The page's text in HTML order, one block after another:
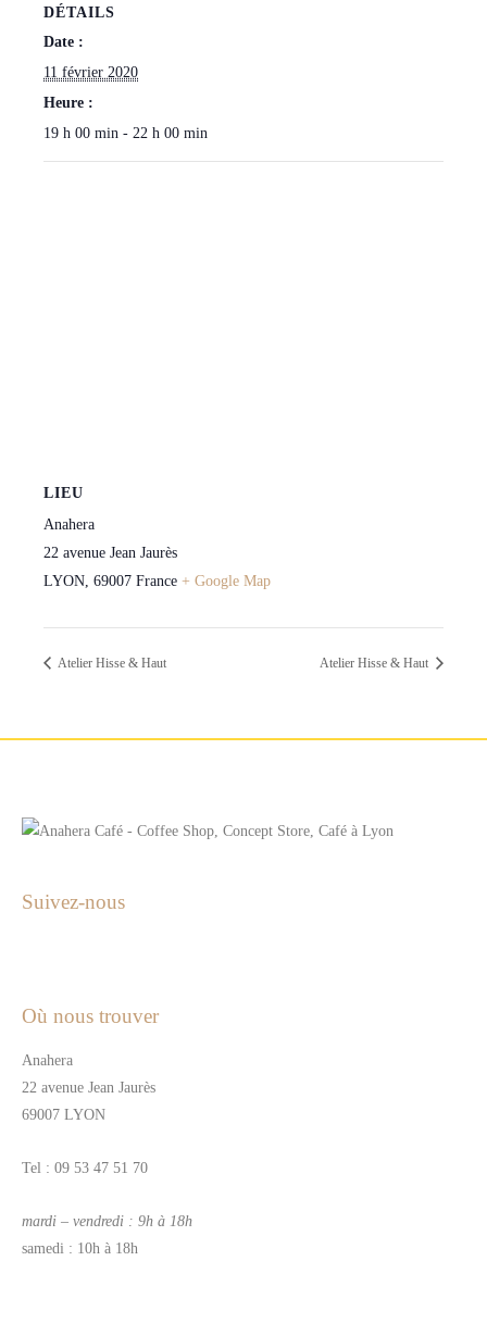
DÉTAILS
Date :
11 février 2020
Heure :
19 h 00 min - 22 h 00 min
LIEU
Anahera
22 avenue Jean Jaurès
LYON, 69007 France + Google Map
Atelier Hisse & Haut Atelier Hisse & Haut
Suivez-nous
Où nous trouver
Anahera
22 avenue Jean Jaurès
69007 LYON
Tel : 09 53 47 51 70
mardi – vendredi : 9h à 18h
samedi : 10h à 18h